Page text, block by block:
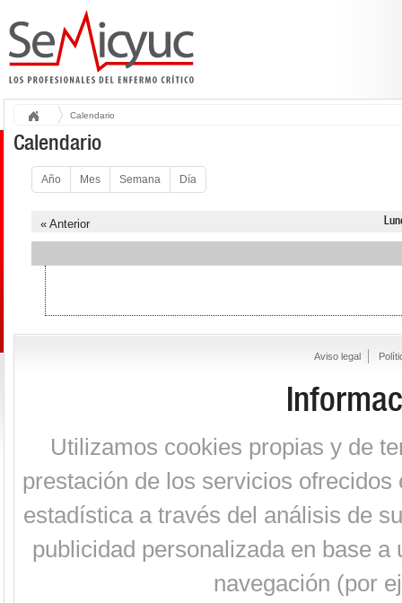
Calendario
Calendario
Año Mes Semana Día
« Anterior
Aviso legal
Utilizamos cookies propias y de
prestación de los servicios
estadística a través del análisis de
publicidad personalizada en base
navegación (por